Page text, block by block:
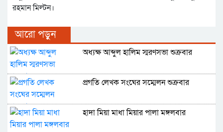
রহমান মিল্টন।
আরো পড়ুন
অধ্যক্ষ আব্দুল হালিম স্মরণসভা শুক্রবার
প্রগতি লেখক সংঘের সম্মেলন শুক্রবার
হাদা মিয়া মাধা মিয়ার পালা মঙ্গলবার